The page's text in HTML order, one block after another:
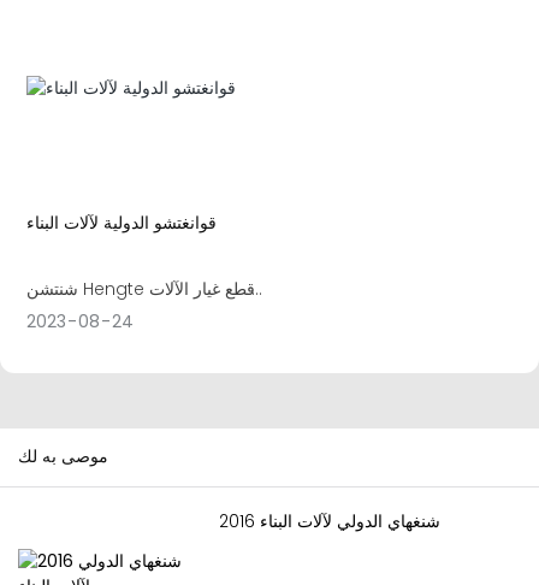
قوانغتشو الدولية لآلات البناء
شنتشن Hengte قطع غيار الآلات
المحدودة ظهرت في معرض
الممارسين والمهنيين من جميع
2023 08 24
موصى به لك
2016 شنغهاي الدولي لآلات البناء